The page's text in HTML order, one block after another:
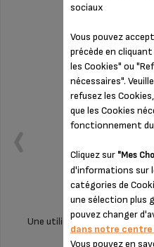
Une utilisation silencieuse et
sociaux
Vous pouvez
précède en
les Cookies" ou
nécessaires".
refusez les
que les Cookies
fonctionnement du
Cliquez sur "Mes
d'informations sur
catégories de
une sélection plus
pouvez changer
dans notre
Vous pouvez en